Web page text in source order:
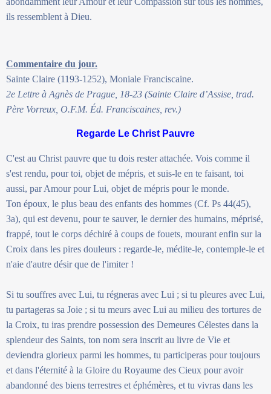
ils ressemblent à Dieu.
Commentaire du jour.
Sainte Claire (1193-1252), Moniale Franciscaine.
2e Lettre à Agnès de Prague, 18-23 (Sainte Claire d’Assise, trad.
Père Vorreux, O.F.M. Éd. Franciscaines, rev.)
Regarde Le Christ Pauvre
C'est au Christ pauvre que tu dois rester attachée. Vois comme il
s'est rendu, pour toi, objet de mépris, et suis-le en te faisant, toi
aussi, par Amour pour Lui, objet de mépris pour le monde.
Ton époux, le plus beau des enfants des hommes (Cf. Ps 44(45),
3a), qui est devenu, pour te sauver, le dernier des humains, méprisé,
frappé, tout le corps déchiré à coups de fouets, mourant enfin sur la
Croix dans les pires douleurs : regarde-le, médite-le, contemple-le et
n'aie d'autre désir que de l'imiter !
Si tu souffres avec Lui, tu régneras avec Lui ; si tu pleures avec Lui,
tu partageras sa Joie ; si tu meurs avec Lui au milieu des tortures de
la Croix, tu iras prendre possession des Demeures Célestes dans la
splendeur des Saints, ton nom sera inscrit au livre de Vie et
deviendra glorieux parmi les hommes, tu participeras pour toujours
et dans l'éternité à la Gloire du Royaume des Cieux pour avoir
abandonné des biens terrestres et éphémères, et tu vivras dans les